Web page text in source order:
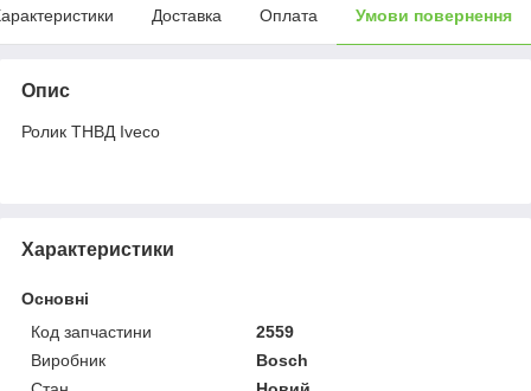
Доставка Оплата Умови повернення
Опис
Ролик ТНВД Iveco
Характеристики
Основні
Код запчастини
2559
Виробник
Bosch